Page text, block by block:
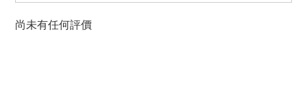
尚未有任何評價